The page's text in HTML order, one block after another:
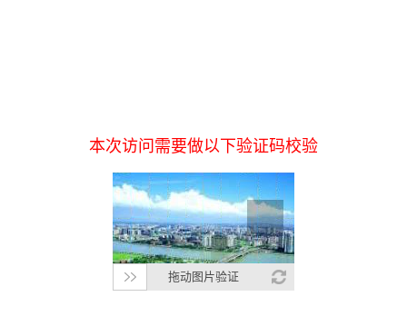
本次访问需要做以下验证码校验
拖动图片验证